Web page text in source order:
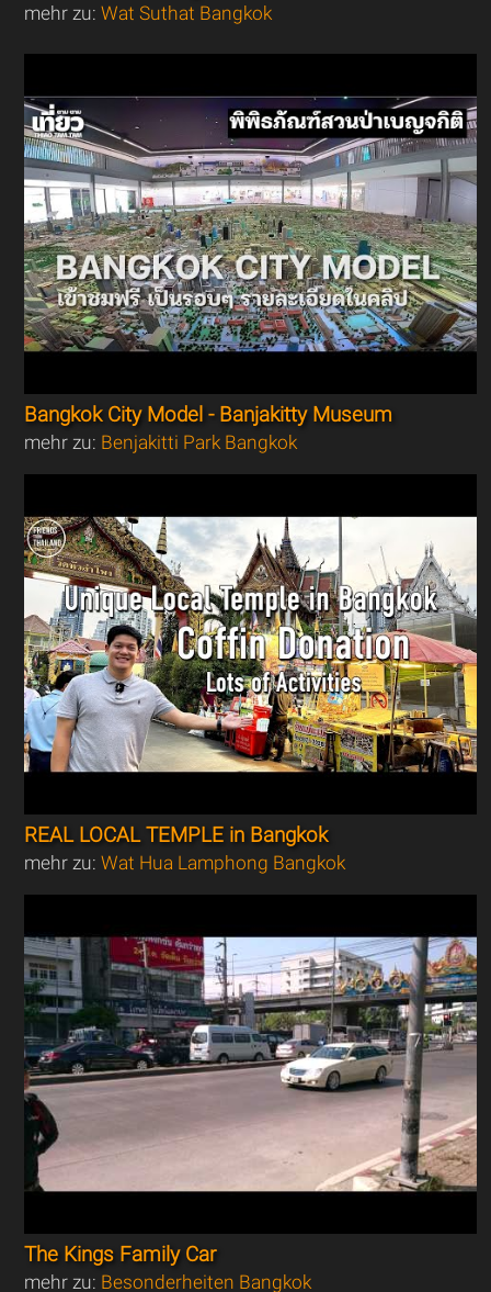
mehr zu:Wat Suthat Bangkok
Bangkok City Model - Banjakitty Museum
mehr zu: Benjakitti Park Bangkok
REAL LOCAL TEMPLE in Bangkok
mehr zu:Wat Hua Lamphong Bangkok
The Kings Family Car
mehr zu: Besonderheiten Bangkok